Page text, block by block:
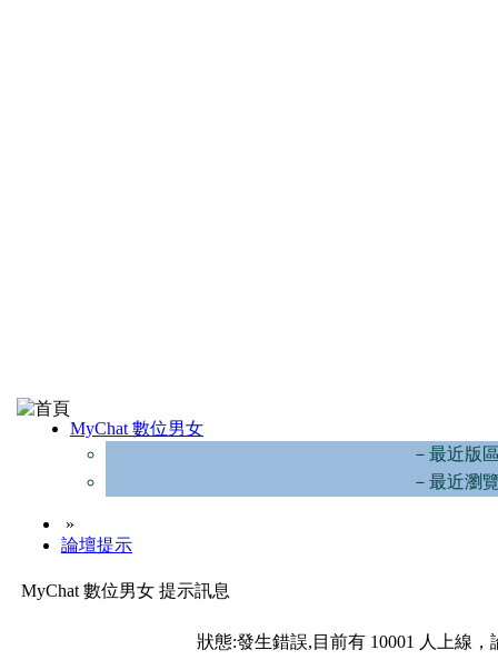
MyChat 數位男女
－最近版
－最近瀏
»
論壇提示
MyChat 數位男女 提示訊息
狀態:發生錯誤,目前有 10001 人上線